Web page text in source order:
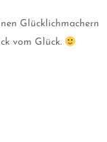
Glücklichmachern
vom Glück.